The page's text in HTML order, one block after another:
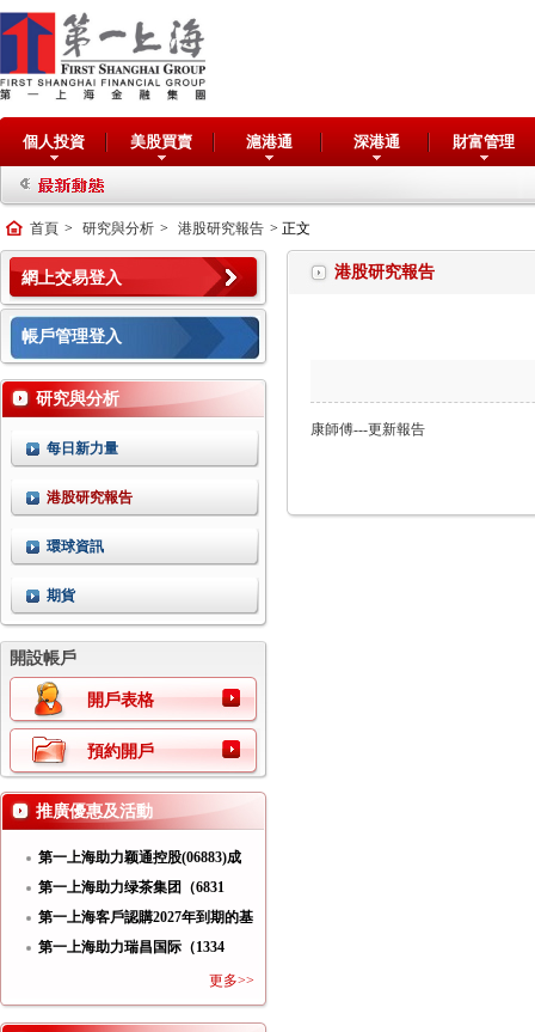
個人投資 美股買賣 滬港通 深港通 財富管理
首頁 > 研究與分析 > 港股研究報告 > 正文
網上交易登入
帳戶管理登入
研究與分析
每日新力量
港股研究報告
環球資訊
期貨
開設帳戶
開戶表格
預約開戶
推廣優惠及活動
第一上海助力颖通控股(06883)成
功
第一上海助力绿茶集团（6831
HK）
第一上海客戶認購2027年到期的基
第一上海助力瑞昌国际（1334
更多>>
港股研究報告
康師傅---更新報告